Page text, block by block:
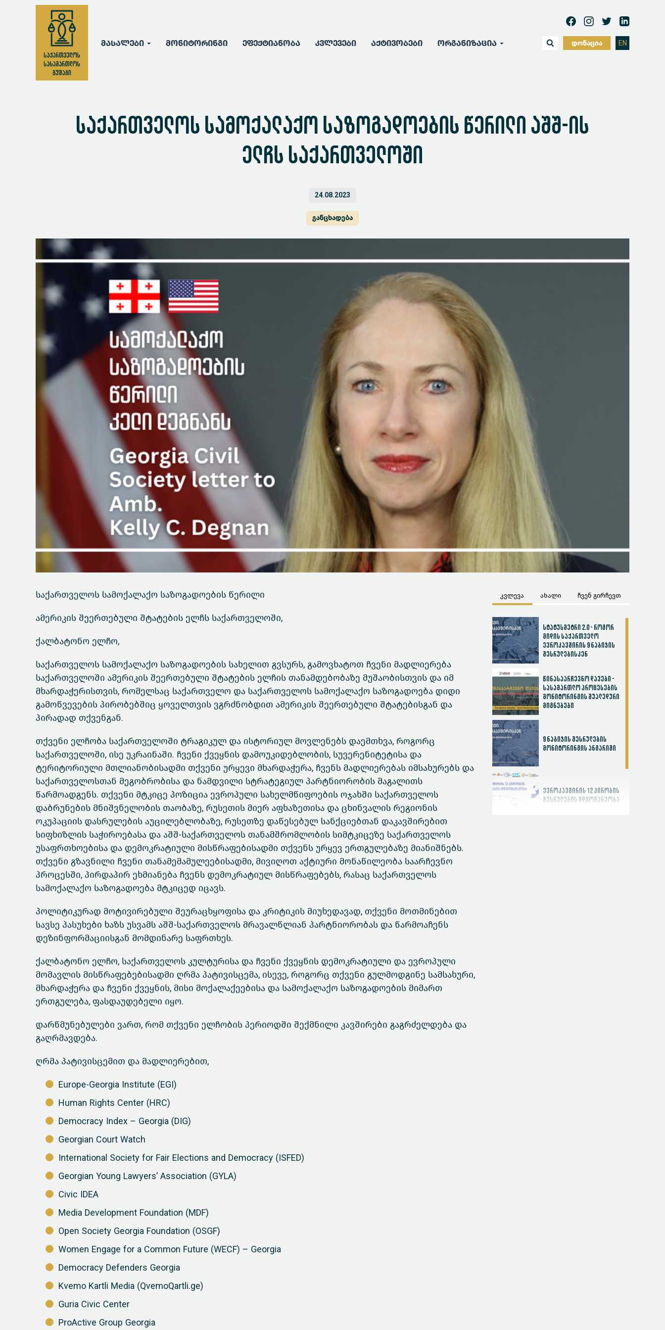
მასალები მონიტორინგი ეფექტიანობა კვლევები აქტივობები ორგანიზაცია დონაცია EN
საქართველოს სამოქალაქო საზოგადოების წერილი აშშ-ის
ელჩს საქართველოში
24.08.2023
განცხადება
საქართველოს სამოქალაქო საზოგადოების წერილი
ამერიკის შეერთებული შტატების ელჩს საქართველოში,
ქალბატონო ელჩო,
საქართველოს სამოქალაქო საზოგადოების სახელით გვსურს, გამოვხატოთ ჩვენი მადლიერება
საქართველოში ამერიკის შეერთებული შტატების ელჩის თანამდებობაზე მუშაობისთვის და იმ
მხარდაჭერისთვის, რომელსაც საქართველო და საქართველოს სამოქალაქო საზოგადოება დიდი
გამოწვევების პირობებშიც ყოველთვის ვგრძნობდით ამერიკის შეერთებული შტატებისგან და
პირადად თქვენგან.
თქვენი ელჩობა საქართველოში ტრაგიკულ და ისტორიულ მოვლენებს დაემთხვა, როგორც
საქართველოში, ისე უკრაინაში. ჩვენი ქვეყნის დამოუკიდებლობის, სუვერენიტეტისა და
ტერიტორიული მთლიანობისადმი თქვენი ურყევი მხარდაჭერა, ჩვენს მადლიერებას იმსახურებს და
საქართველოსთან მეგობრობისა და ნამდვილი სტრატეგიულ პარტნიორობის მაგალითს
წარმოადგენს. თქვენი მტკიცე პოზიცია ევროპული სახელმწიფოების ოჯახში საქართველოს
დაბრუნების მნიშვნელობის თაობაზე, რუსეთის მიერ აფხაზეთისა და ცხინვალის რეგიონის
ოკუპაციის დასრულების აუცილებლობაზე, რუსეთზე დაწესებულ სანქციებთან დაკავშირებით
სიფხიზლის საჭიროებასა და აშშ-საქართველოს თანამშრომლობის სიმტკიცეზე საქართველოს
უსაფრთხოებისა და დემოკრატიული მისწრაფებისადმი თქვენს ურყევ ერთგულებაზე მიანიშნებს.
თქვენი გზავნილი ჩვენი თანამემამულეებისადმი, მივიღოთ აქტიური მონაწილეობა საარჩევნო
პროცესში, პირდაპირ ეხმიანება ჩვენს დემოკრატიულ მისწრაფებებს, რასაც საქართველოს
სამოქალაქო საზოგადოება მტკიცედ იცავს.
პოლიტიკურად მოტივირებული შეურაცხყოფისა და კრიტიკის მიუხედავად, თქვენი მოთმინებით
სავსე პასუხები ხაზს უსვამს აშშ-საქართველოს მრავალწლიან პარტნიორობას და წარმოაჩენს
დეზინფორმაციისგან მომდინარე საფრთხეს.
ქალბატონო ელჩო, საქართველოს კულტურისა და ჩვენი ქვეყნის დემოკრატიული და ევროპული
მომავლის მისწრაფებებისადმი ღრმა პატივისცემა, ისევე, როგორც თქვენი გულმოდგინე სამსახური,
მხარდაჭერა და ჩვენი ქვეყნის, მისი მოქალაქეებისა და სამოქალაქო საზოგადოების მიმართ
ერთგულება, ფასდაუდებელი იყო.
დარწმუნებულები ვართ, რომ თქვენი ელჩობის პერიოდში შექმნილი კავშირები გაგრძელდება და
გაღრმავდება.
ღრმა პატივისცემით და მადლიერებით,
Europe-Georgia Institute (EGI)
Human Rights Center (HRC)
Democracy Index – Georgia (DIG)
Georgian Court Watch
International Society for Fair Elections and Democracy (ISFED)
Georgian Young Lawyers’ Association (GYLA)
Civic IDEA
Media Development Foundation (MDF)
Open Society Georgia Foundation (OSGF)
Women Engage for a Common Future (WECF) – Georgia
Democracy Defenders Georgia
Kvemo Kartli Media (QvemoQartli.ge)
Guria Civic Center
ProActive Group Georgia
კვლევა ახალი ჩვენ გირჩევთ
სტატუსმეტრი 2.0 - როგორ
მიდის საქართველო
ევროკავშირის 9 ნაბიჯის
შესრულებისკენ
წინასაარჩევნო დავები -
სასამართლო პროცესების
მონიტორინგის შუალედური
მიგნებები
9 ნაბიჯის შესრულების
მონიტორინგის ანგარიში
ევროკავშირის 12 პირობის
შესრულების მდგომარეობა